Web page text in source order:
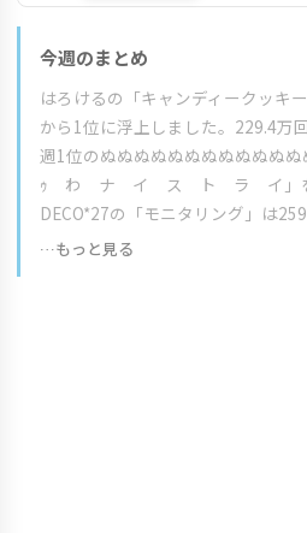
今週のまとめ
はろけるの「キャンディークッキ
から1位に浮上しました。229.4万
週1位のぬぬぬぬぬぬぬぬぬぬぬ
ｩ わ ナ イ ス ト ラ イ」を
DECO*27の「モニタリング」は
…もっと見る